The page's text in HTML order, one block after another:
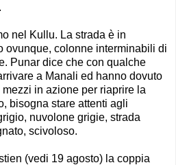
nel Kullu. La strada è in
ovunque, colonne interminabili di
Punar dice che con qualche
a Manali ed hanno dovuto
in azione per riaprire la
bisogna stare attenti agli
nuvolone grigie, strada
scivoloso.
(vedi 19 agosto) la coppia